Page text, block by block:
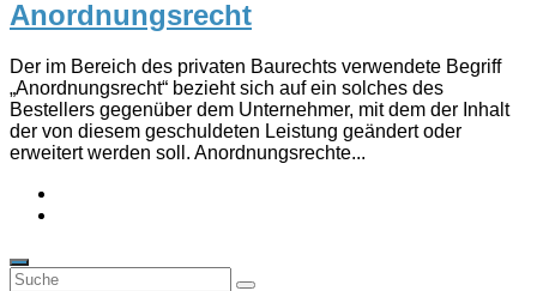
Anordnungsrecht
Der im Bereich des privaten Baurechts verwendete Begriff
„Anordnungsrecht“ bezieht sich auf ein solches des
Bestellers gegenüber dem Unternehmer, mit dem der Inhalt
der von diesem geschuldeten Leistung geändert oder
erweitert werden soll. Anordnungsrechte...